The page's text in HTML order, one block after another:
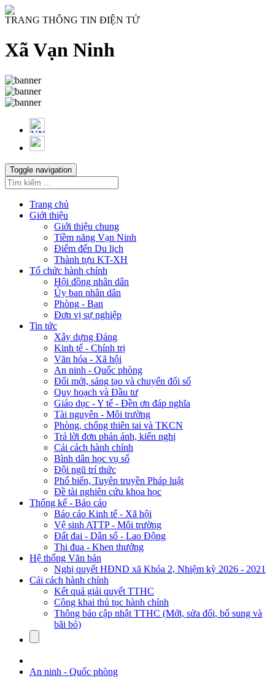
TRANG THÔNG TIN ĐIỆN TỬ
Xã Vạn Ninh
Toggle navigation
Trang chủ
Giới thiệu
Giới thiệu chung
Tiềm năng Vạn Ninh
Điểm đến Du lịch
Thành tựu KT-XH
Tổ chức hành chính
Hội đồng nhân dân
Ủy ban nhân dân
Phòng - Ban
Đơn vị sự nghiệp
Tin tức
Xây dựng Đảng
Kinh tế - Chính trị
Văn hóa - Xã hội
An ninh - Quốc phòng
Đổi mới, sáng tạo và chuyển đổi số
Quy hoạch và Đầu tư
Giáo dục - Y tế - Đền ơn đáp nghĩa
Tài nguyên - Môi trường
Phòng, chống thiên tai và TKCN
Trả lời đơn phản ánh, kiến nghị
Cải cách hành chính
Bình dân học vụ số
Đội ngũ trí thức
Phổ biến, Tuyên truyền Pháp luật
Đề tài nghiên cứu khoa học
Thống kế - Báo cáo
Báo cáo Kinh tế - Xã hội
Vệ sinh ATTP - Môi trường
Đất đai - Dân số - Lao Động
Thi đua - Khen thưởng
Hệ thống Văn bản
Nghị quyết HĐND xã Khóa 2, Nhiệm kỳ 2026 - 2021
Cải cách hành chính
Kết quả giải quyết TTHC
Công khai thủ tục hành chính
Thông báo cập nhật TTHC (Mới, sửa đổi, bổ sung và
bãi bỏ)
An ninh - Quốc phòng